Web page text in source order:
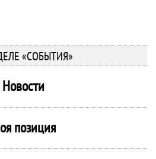
«СОБЫТИЯ»
Новости
позиция